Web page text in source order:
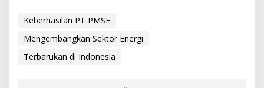
Keberhasilan PT PMSE
Mengembangkan Sektor Energi
Terbarukan di Indonesia